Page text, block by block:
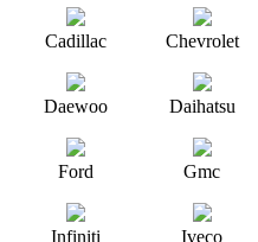
Cadillac Chevrolet
Daewoo Daihatsu
Ford Gmc
Infiniti Iveco